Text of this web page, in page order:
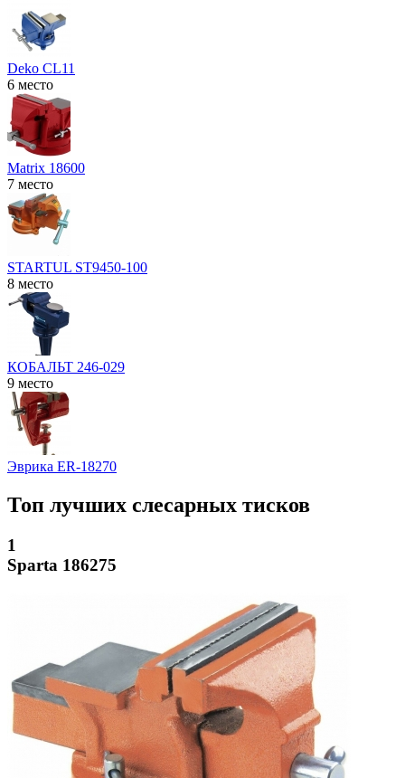
Deko CL11
6 место
Matrix 18600
7 место
STARTUL ST9450-100
8 место
КОБАЛЬТ 246-029
9 место
Эврика ER-18270
Топ лучших слесарных тисков
1
Sparta 186275